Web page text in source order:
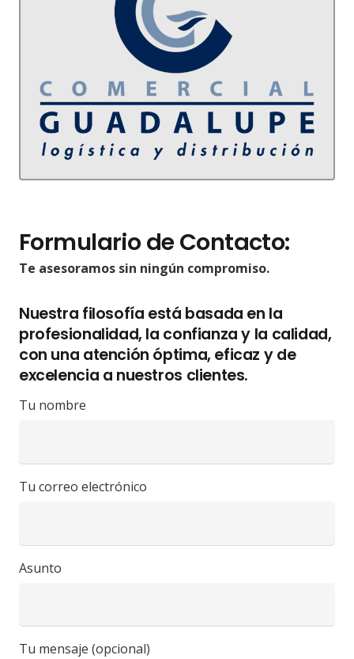
Formulario de Contacto:
Te asesoramos sin ningún compromiso.
Nuestra filosofía está basada en la
profesionalidad, la confianza y la calidad,
con una atención óptima, eficaz y de
excelencia a nuestros clientes.
Tu nombre
Tu correo electrónico
Asunto
Tu mensaje (opcional)